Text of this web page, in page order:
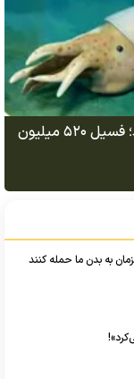
حلقه گمشده تکامل اختاپوس‌ها پیدا شد؛ فسیل ۵۲۰ میلیون
به بدن ما حمله کنند